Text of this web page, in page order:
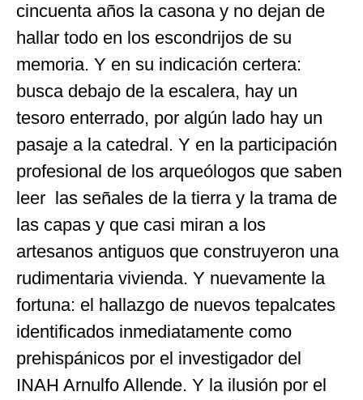
cincuenta años la casona y no dejan de
hallar todo en los escondrijos de su
memoria. Y en su indicación certera:
busca debajo de la escalera, hay un
tesoro enterrado, por algún lado hay un
pasaje a la catedral. Y en la participación
profesional de los arqueólogos que saben
leer las señales de la tierra y la trama de
las capas y que casi miran a los
artesanos antiguos que construyeron una
rudimentaria vivienda. Y nuevamente la
fortuna: el hallazgo de nuevos tepalcates
identificados inmediatamente como
prehispánicos por el investigador del
INAH Arnulfo Allende. Y la ilusión por el